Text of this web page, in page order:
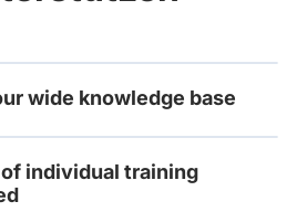
wide knowledge base
individual training